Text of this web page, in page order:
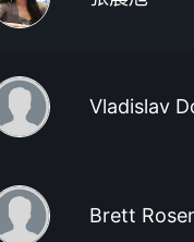
Vladislav
Brett